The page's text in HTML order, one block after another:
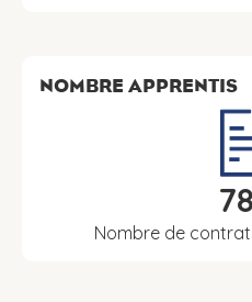
NOMBRE APPRENTIS
Nombre de